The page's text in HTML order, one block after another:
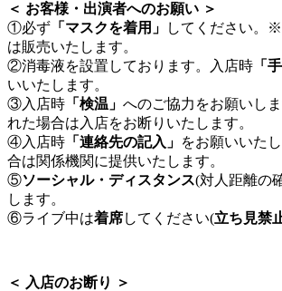
＜ お客様・出演者へのお願い ＞
①必ず 「マスクを着用」
してください。
は販売いたします。
②消毒液を設置しております。入店時 「
いいたします。
③入店時 「検温」 へのご協力をお願いし
れた場合は入店をお断りいたします。
④入店時 「連絡先の記入」 をお願いいた
合は関係機関に提供いたします。
⑤ソーシャル・ディスタンス(対人距離の
します。
⑥ライブ中は着席してください(立ち見禁
＜ 入店のお断り ＞